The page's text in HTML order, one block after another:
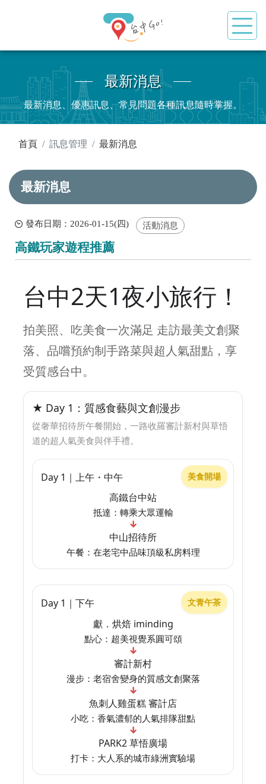
最新消息
最新消息、優惠訊息、常見問題各種訊息隨時掌握。
首頁 訊息管理 最新消息
最新消息
發布日期：2026-01-15(四) 活動消息
高鐵玩家遊程推薦
台中2天1夜小旅行！
拍美照、吃美食一次滿足 走訪最美文創聚
落、品嚐預約制手路菜與超人氣甜點，享
受質感台中。
★ Day 1：質感食藝與文創漫步
從奢華招待所午餐開始，一路收羅審計新村與草悟
道的超人氣美食與伴手禮。
美食開場
Day 1｜上午・中午
高鐵台中站
抵達：轉乘大眾運輸
↓
中山招待所
午餐：在老宅中品味頂級私房料理
文青午茶
Day 1｜下午
獻．烘焙 iminding
點心：超美視覺系圓可頌
↓
審計新村
漫步：老宿舍變身的質感文創聚落
↓
魚刺人雞蛋糕 審計店
小吃：香氣濃郁的人氣排隊甜點
↓
PARK2 草悟廣場
打卡：大人系的城市綠洲實驗場